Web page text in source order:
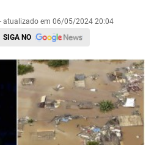
- atualizado em 06/05/2024 20:04
SIGA NO